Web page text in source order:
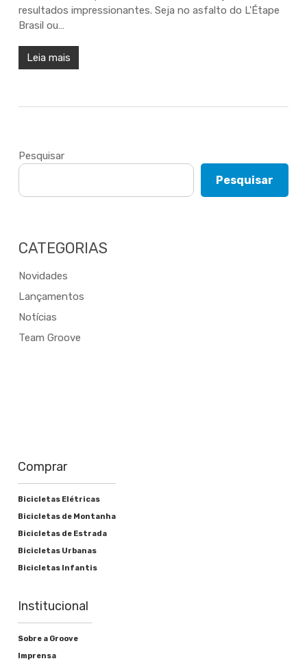
resultados impressionantes. Seja no asfalto do L'Étape
Brasil ou…
Leia mais
Pesquisar
Pesquisar
CATEGORIAS
Novidades
Lançamentos
Notícias
Team Groove
Comprar
Bicicletas Elétricas
Bicicletas de Montanha
Bicicletas de Estrada
Bicicletas Urbanas
Bicicletas Infantis
Institucional
Sobre a Groove
Imprensa